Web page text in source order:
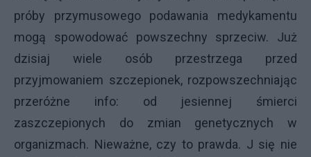
próby przymusowego podawania medykamentu
mogą spowodować powszechny sprzeciw. Już
dzisiaj wiele osób przestrzega przed
przyjmowaniem szczepionek, rozpowszechniając
przeróżne info: od jesiennej śmierci
zaszczepionych do zmian genetycznych w
organizmach. Nieważne, czy to prawda. J się nie